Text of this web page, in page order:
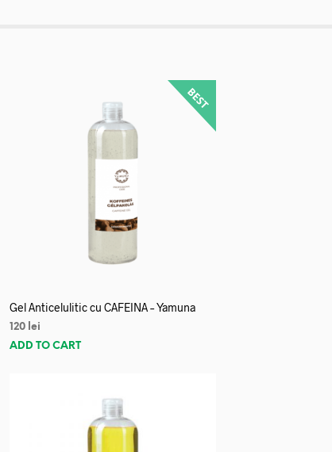
Gel Anticelulitic cu CAFEINA – Yamuna
120 lei
ADD TO CART